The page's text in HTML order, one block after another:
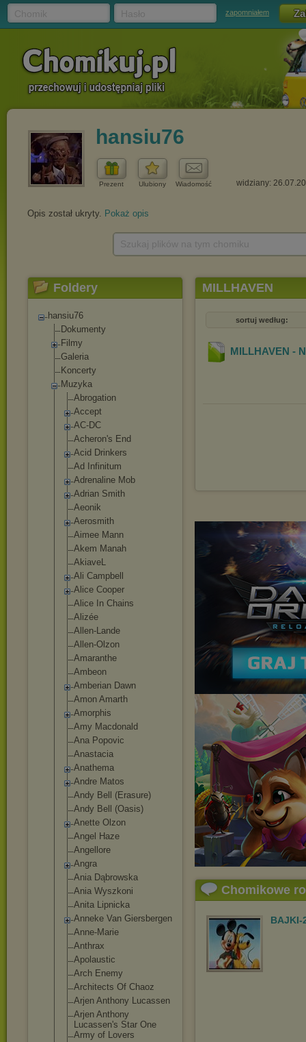
zapomniałem
hansiu76
Prezent Ulubiony Wiadomość widziany:
Opis został ukryty. Pokaż opis
Foldery
hansiu76
Dokumenty
Filmy
Galeria
Koncerty
Muzyka
Abrogation
Accept
AC-DC
Acheron's End
Acid Drinkers
Ad Infinitum
Adrenaline Mob
Adrian Smith
Aeonik
Aerosmith
Aimee Mann
Akem Manah
AkiaveL
Ali Campbell
Alice Cooper
Alice In Chains
Alizée
Allen-Lande
Allen-Olzon
Amaranthe
Ambeon
Amberian Dawn
Amon Amarth
Amorphis
Amy Macdonald
Ana Popovic
Anastacia
Anathema
Andre Matos
Andy Bell (Erasure)
Andy Bell (Oasis)
Anette Olzon
Angel Haze
Angellore
Angra
Ania Dąbrowska
Ania Wyszkoni
Anita Lipnicka
Anneke Van Giersbergen
Anne-Marie
Anthrax
Apolaustic
Arch Enemy
Architects Of Chaoz
Arjen Anthony Lucassen
Arjen Anthony
Lucassen's Star One
Army of Lovers
MILLHAVEN
sortuj według:
MILLHAVEN -
Chomikowe
BAJKI-